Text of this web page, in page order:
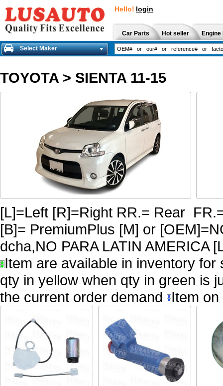
Hello! login
Car Parts Hot seller
Select Maker
TOYOTA > SIENTA 11-15
[L]=Left [R]=Right RR.= Rear
[B]= PremiumPlus [M] or
dcha,NO PARA LATIN AMERICA
Item are available in inventory
qty in yellow when qty in green is
the current order demand
Item